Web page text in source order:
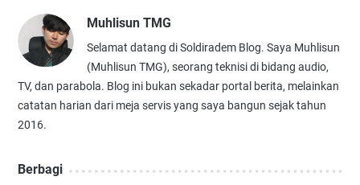
Muhlisun TMG
Selamat datang di Soldiradem Blog. Saya Muhlisun
(Muhlisun TMG), seorang teknisi di bidang audio,
TV, dan parabola. Blog ini bukan sekadar portal berita, melainkan
catatan harian dari meja servis yang saya bangun sejak tahun
2016.
Berbagi